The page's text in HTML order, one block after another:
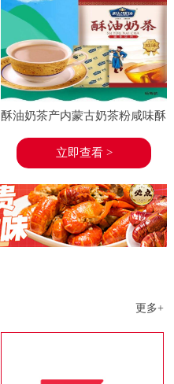
酥油奶茶产内蒙古奶茶粉咸味酥
油茶速溶袋装奶茶冲饮
立即查看 >
更多+